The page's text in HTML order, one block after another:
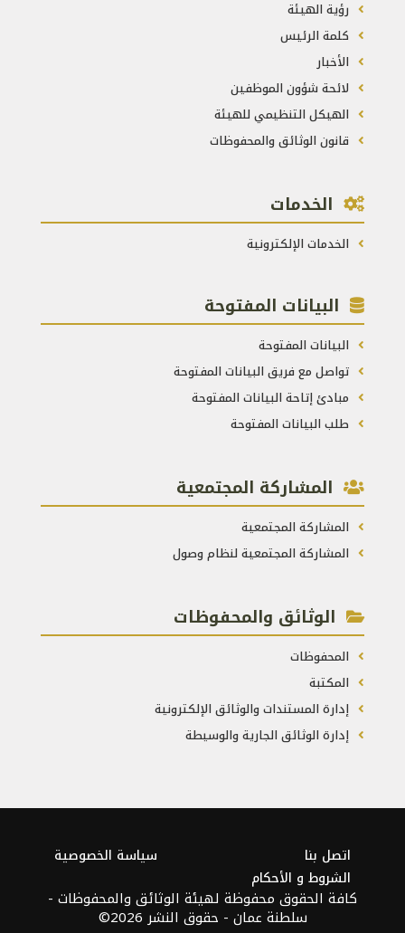
رؤية الهيئة
كلمة الرئيس
الأخبار
لائحة شؤون الموظفين
الهيكل التنظيمي للهيئة
قانون الوثائق والمحفوظات
الخدمات
الخدمات الإلكترونية
البيانات المفتوحة
البيانات المفتوحة
تواصل مع فريق البيانات المفتوحة
مبادئ إتاحة البيانات المفتوحة
طلب البيانات المفتوحة
المشاركة المجتمعية
المشاركة المجتمعية
المشاركة المجتمعية لنظام وصول
الوثائق والمحفوظات
المحفوظات
المكتبة
إدارة المستندات والوثائق الإلكترونية
إدارة الوثائق الجارية والوسيطة
اتصل بنا
سياسة الخصوصية
الشروط و الأحكام
كافة الحقوق محفوظة لهيئة الوثائق والمحفوظات -
سلطنة عمان - حقوق النشر 2026©